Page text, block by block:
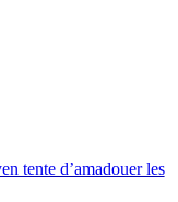
tente d’amadouer les